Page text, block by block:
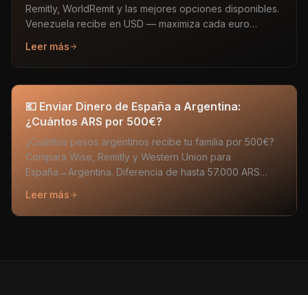
Remitly, WorldRemit y las mejores opciones disponibles.
Venezuela recibe en USD — maximiza cada euro
Leer más
💶 Enviar Dinero de España a Argentina:
¿Cuántos ARS por 500€?
¿Cuántos pesos argentinos recibe tu familia por 500€?
Compara Wise, Remitly y Western Union para
España→Argentina. Diferencia de hasta 57.000 ARS
Leer más